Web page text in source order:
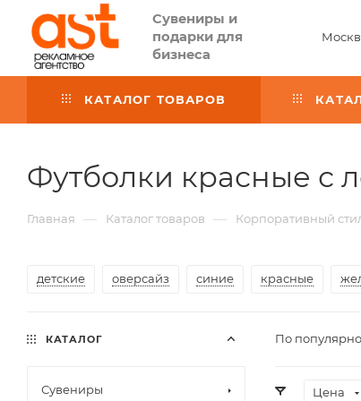
Сувениры и
подарки для
бизнеса
КАТАЛОГ ТОВАРОВ
Футболки красные с
Главная — Каталог товаров — Корпоративный
детские оверсайз синие красные
По
Цена
КАТАЛОГ
Сувениры